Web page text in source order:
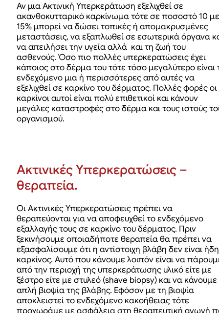
Αν μια Ακτινική Υπερκεράτωση εξελιχθεί σε
ακανθοκυτταρικό καρκίνωμα τότε σε ποσοστό 10 με
15% μπορεί να δώσει τοπικές ή απομακρυσμένες
μεταστάσεις, να εξαπλωθεί σε εσωτερικά όργανα
να απειλήσει την υγεία αλλά και τη ζωή του
ασθενούς. Όσο πιο πολλές υπερκερατώσεις έχει
κάποιος στο δέρμα του τότε τόσο μεγαλύτερο είναι
ενδεχόμενο μια ή περισσότερες από αυτές να
εξελιχθεί σε καρκίνο του δέρματος. Πολλές φορές οι
καρκίνοι αυτοί είναι πολύ επιθετικοί και κάνουν
μεγάλες καταστροφές στο δέρμα και τους ιστούς
οργανισμού.
Ακτινικές Υπερκερατώσεις –
θεραπεία.
Οι Ακτινικές Υπερκερατώσεις πρέπει να
θεραπεύονται για να αποφευχθεί το ενδεχόμενο
εξαλλαγής τους σε καρκίνο του δέρματος. Πριν
ξεκινήσουμε οποιαδήποτε θεραπεία θα πρέπει να
εξασφαλίσουμε ότι η αντίστοιχη βλάβη δεν είναι ήδη
καρκίνος. Αυτό που κάνουμε λοιπόν είναι να
από την περιοχή της υπερκεράτωσης υλικό είτε με
ξέστρο είτε με στυλεό (shave biopsy) και να κάνουμε
απλή βιοψία της βλάβης. Εφόσον με τη βιοψία
αποκλειστεί το ενδεχόμενο κακοήθειας τότε
προχωράμε με ασφάλεια στη θεραπευτική αγωγή